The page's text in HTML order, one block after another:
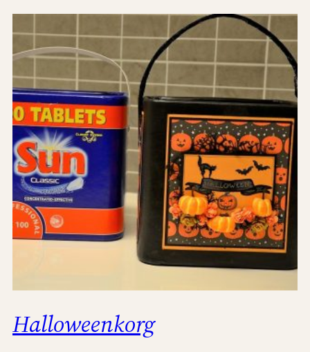
Halloweenkorg